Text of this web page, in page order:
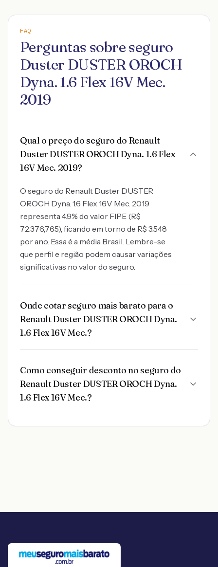
FAQ
Perguntas sobre seguro
Duster DUSTER OROCH
Dyna. 1.6 Flex 16V Mec.
2019
Qual o preço do seguro do Renault
Duster DUSTER OROCH Dyna. 1.6 Flex
16V Mec. 2019?
O seguro do Renault Duster DUSTER
OROCH Dyna. 1.6 Flex 16V Mec. 2019
representa 4.9% do valor FIPE (R$
72.376,765), ficando em torno de R$ 3.548
por ano. Essa é a média Brasil. Lembre-se
que perfil e região podem causar variações
significativas no valor do seguro.
Onde cotar seguro mais barato para o
Renault Duster DUSTER OROCH Dyna.
1.6 Flex 16V Mec.?
Como conseguir desconto no seguro do
Renault Duster DUSTER OROCH Dyna.
1.6 Flex 16V Mec.?